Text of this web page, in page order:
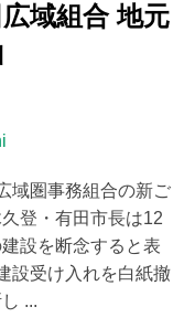
域組合 地元
域圏事務組合の新ご
登・有田市長は12
設を断念すると表
設受け入れを白紙撤
...